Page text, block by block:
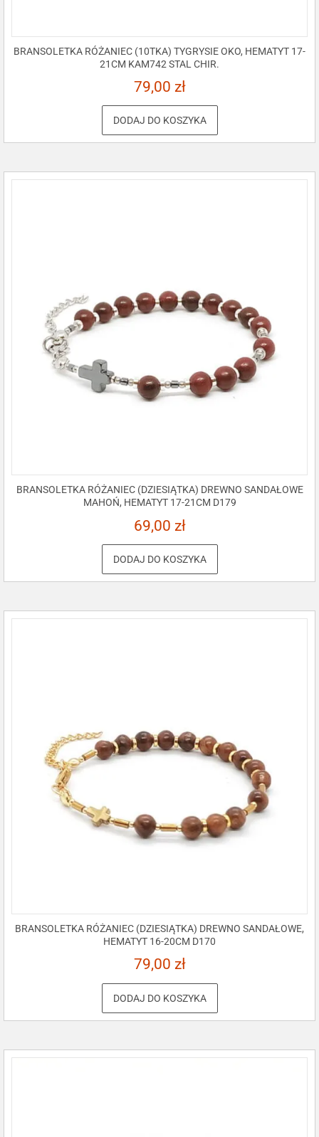
BRANSOLETKA RÓŻANIEC (10TKA) TYGRYSIE OKO, HEMATYT 17-
21CM KAM742 STAL CHIR.
79,00 zł
DODAJ DO KOSZYKA
BRANSOLETKA RÓŻANIEC (DZIESIĄTKA) DREWNO SANDAŁOWE
MAHOŃ, HEMATYT 17-21CM D179
69,00 zł
DODAJ DO KOSZYKA
BRANSOLETKA RÓŻANIEC (DZIESIĄTKA) DREWNO SANDAŁOWE,
HEMATYT 16-20CM D170
79,00 zł
DODAJ DO KOSZYKA